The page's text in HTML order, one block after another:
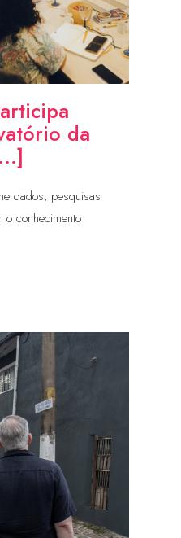
da
dados, pesquisas
conhecimento